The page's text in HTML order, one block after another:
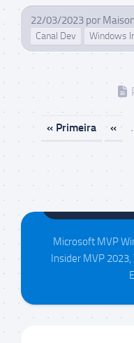
22/03/2023 por
Canal Dev Windows
« Primeira «
Microsoft MVP
Insider MVP